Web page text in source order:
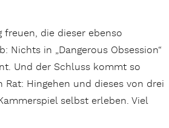
die dieser ebenso
in „Dangerous Obsession“
Und der Schluss kommt so
Hingehen und dieses von drei
selbst erleben. Viel